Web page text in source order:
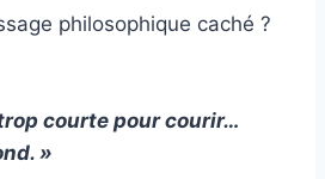
philosophique caché ?
courte pour courir…
»